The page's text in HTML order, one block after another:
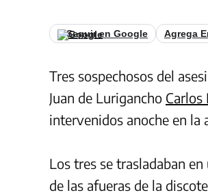
Seguir en Google Agrega
Tres sospechosos del
Juan de Lurigancho Carlos
intervenidos anoche en la
Los tres se trasladaban
de las afueras de la